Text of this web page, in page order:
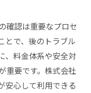
確認は重要なプロセ
とで、後のトラブル
、料金体系や安全対
重要です。株式会社
安心して利用できる